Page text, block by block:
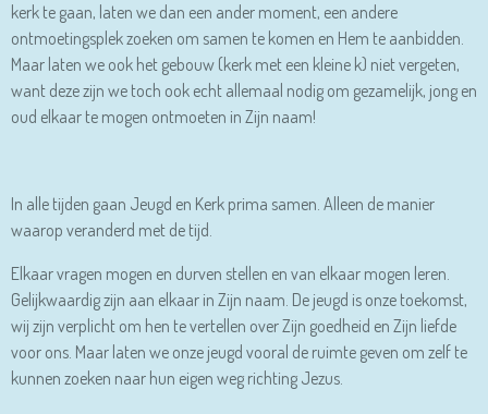
kerk te gaan, laten we dan een ander moment, een andere
ontmoetingsplek zoeken om samen te komen en Hem te aanbidden.
Maar laten we ook het gebouw (kerk met een kleine k) niet vergeten,
want deze zijn we toch ook echt allemaal nodig om gezamelijk, jong en
oud elkaar te mogen ontmoeten in Zijn naam!
In alle tijden gaan Jeugd en Kerk prima samen. Alleen de manier
waarop veranderd met de tijd.
Elkaar vragen mogen en durven stellen en van elkaar mogen leren.
Gelijkwaardig zijn aan elkaar in Zijn naam. De jeugd is onze toekomst,
wij zijn verplicht om hen te vertellen over Zijn goedheid en Zijn liefde
voor ons. Maar laten we onze jeugd vooral de ruimte geven om zelf te
kunnen zoeken naar hun eigen weg richting Jezus.